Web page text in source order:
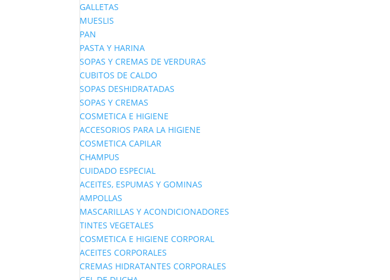
GALLETAS
MUESLIS
PAN
PASTA Y HARINA
SOPAS Y CREMAS DE VERDURAS
CUBITOS DE CALDO
SOPAS DESHIDRATADAS
SOPAS Y CREMAS
COSMETICA E HIGIENE
ACCESORIOS PARA LA HIGIENE
COSMETICA CAPILAR
CHAMPUS
CUIDADO ESPECIAL
ACEITES, ESPUMAS Y GOMINAS
AMPOLLAS
MASCARILLAS Y ACONDICIONADORES
TINTES VEGETALES
COSMETICA E HIGIENE CORPORAL
ACEITES CORPORALES
CREMAS HIDRATANTES CORPORALES